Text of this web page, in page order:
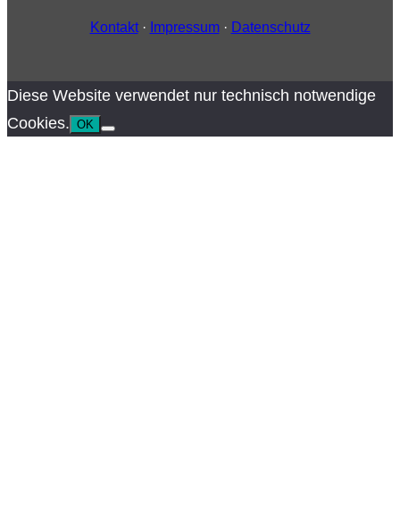
Kontakt· Impressum· Datenschutz
Diese Website verwendet nur technisch notwendige
Cookies. OK